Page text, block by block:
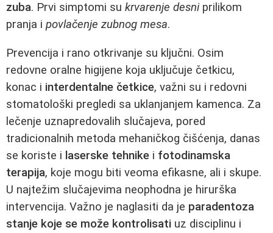
zuba. Prvi simptomi su krvarenje desniprilikom
pranja i povlačenje zubnog mesa.
Prevencija i rano otkrivanje su ključni. Osim
redovne oralne higijene koja uključuje četkicu,
konac i interdentalne četkice, važni su i redovni
stomatološki pregledi sa uklanjanjem kamenca. Za
lečenje uznapredovalih slučajeva, pored
tradicionalnih metoda mehaničkog čišćenja, danas
se koriste i laserske tehnike i fotodinamska
terapija, koje mogu biti veoma efikasne, ali i skupe.
U najtežim slučajevima neophodna je hirurška
intervencija. Važno je naglasiti da je paradentoza
stanje koje se može kontrolisati uz disciplinu i